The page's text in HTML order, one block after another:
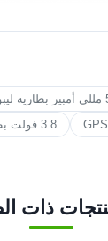
3.8 فولت بطارية ليبو 3.61Wh
ذات